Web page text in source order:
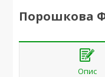
Порошкова
Опис